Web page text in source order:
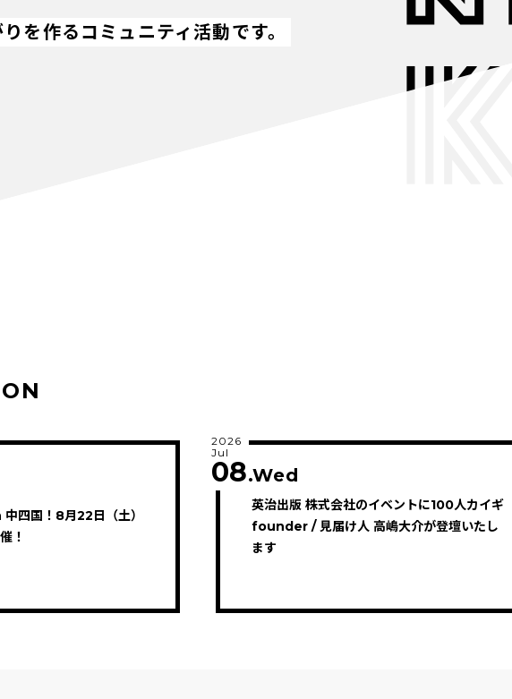
を作るコミュニティ活動です。
四国！8月22日（土）
！
英治出版 株式会社のイベントに100人カイギ
founder / 見届け人 高嶋大介が登壇いたし
ます
2026
Jul
08.Wed